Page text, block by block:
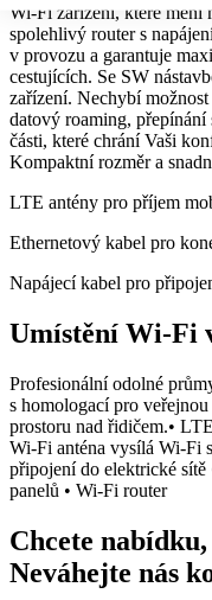
Wi-Fi zařízení, které
spolehlivý router s
v provozu a garantuje
cestujících. Se SW
zařízení. Nechybí
datový roaming, přepínání
části, které chrání Vaši
Kompaktní rozměr a
LTE antény pro příjem
Ethernetový kabel pro
Napájecí kabel pro
Umístění Wi-Fi
Profesionální odolné
s homologací pro
prostoru nad řidičem.•
Wi-Fi anténa vysílá Wi-Fi
připojení do elektrické
panelů • Wi-Fi router
Chcete
Neváhejte nás